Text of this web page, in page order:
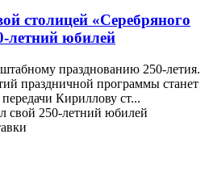
столицей «Серебряного
летний юбилей
празднованию 250-летия.
праздничной программы станет
Кириллову ст...